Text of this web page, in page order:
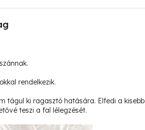
rendelkezik.
tágul ki ragasztó hatására. Elfedi a kisebb
teszi a fal lélegzését.